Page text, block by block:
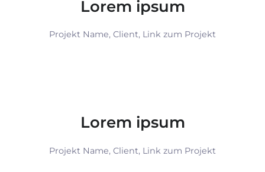
Lorem ipsum
Projekt Name, Client, Link zum Projekt
Lorem ipsum
Projekt Name, Client, Link zum Projekt